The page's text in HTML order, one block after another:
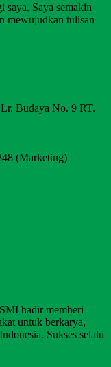
saya. Saya semakin
mewujudkan tulisan
Budaya No. 9 RT.
(Marketing)
hadir memberi
untuk berkarya,
Sukses selalu